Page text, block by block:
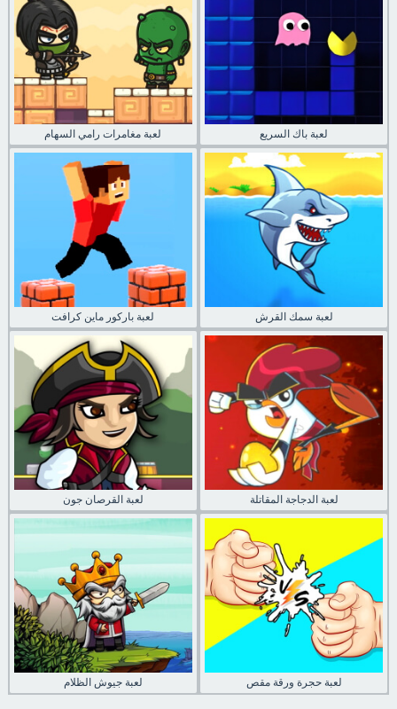
لعبة مغامرات رامي السهام لعبة باك السريع
لعبة باركور ماين كرافت لعبة سمك القرش
لعبة القرصان جون لعبة الدجاجة المقاتلة
لعبة جيوش الظلام لعبة حجرة ورقة مقص